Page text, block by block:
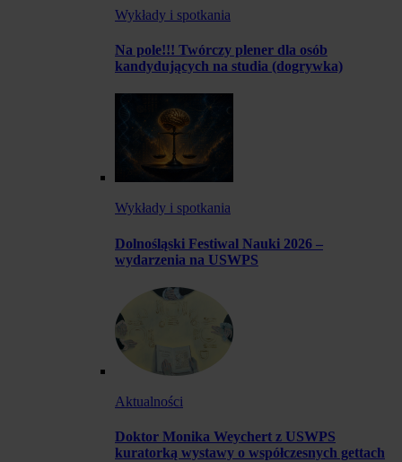
Wykłady i spotkania
Na pole!!! Twórczy plener dla osób
kandydujących na studia (dogrywka)
Wykłady i spotkania
Dolnośląski Festiwal Nauki 2026 –
wydarzenia na USWPS
Aktualności
Doktor Monika Weychert z USWPS
kuratorką wystawy o współczesnych gettach